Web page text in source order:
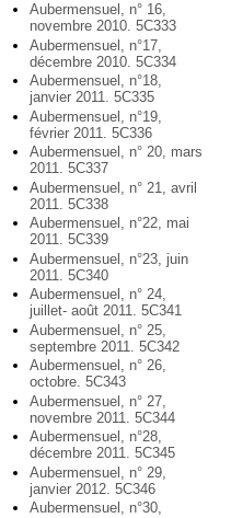
Aubermensuel, n° 16,
novembre 2010. 5C333
Aubermensuel, n°17,
décembre 2010. 5C334
Aubermensuel, n°18,
janvier 2011. 5C335
Aubermensuel, n°19,
février 2011. 5C336
Aubermensuel, n° 20, mars
2011. 5C337
Aubermensuel, n° 21, avril
2011. 5C338
Aubermensuel, n°22, mai
2011. 5C339
Aubermensuel, n°23, juin
2011. 5C340
Aubermensuel, n° 24,
juillet- août 2011. 5C341
Aubermensuel, n° 25,
septembre 2011. 5C342
Aubermensuel, n° 26,
octobre. 5C343
Aubermensuel, n° 27,
novembre 2011. 5C344
Aubermensuel, n°28,
décembre 2011. 5C345
Aubermensuel, n° 29,
janvier 2012. 5C346
Aubermensuel, n°30,